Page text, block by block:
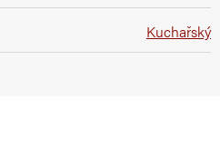
Kuchařský